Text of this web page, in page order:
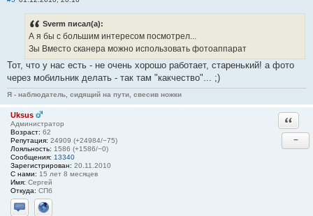
Sverm писал(а):
А я бы с большим интересом посмотрел...
Зы Вместо сканера можно использовать фотоаппарат
Тот, что у нас есть - не очень хорошо работает, старенький! а фото
через мобильник делать - так там "какчество"... ;)
Я - наблюдатель, сидящий на пути, свесив ножки
Uksus
Администратор
Возраст: 62
Репутация: 24909 (+24984/−75)
Лояльность: 1586 (+1586/−0)
Сообщения: 13340
Зарегистрирован: 20.11.2010
С нами: 15 лет 8 месяцев
Имя: Сергей
Откуда: СПб
−